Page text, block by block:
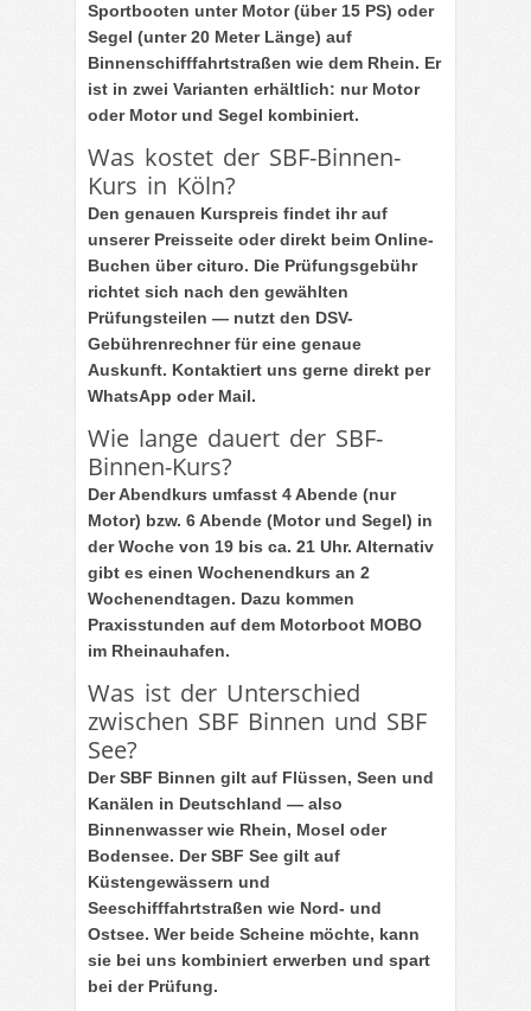
Sportbooten unter Motor (über 15 PS) oder
Segel (unter 20 Meter Länge) auf
Binnenschifffahrtstraßen wie dem Rhein. Er
ist in zwei Varianten erhältlich: nur Motor
oder Motor und Segel kombiniert.
Was kostet der SBF-Binnen-
Kurs in Köln?
Den genauen Kurspreis findet ihr auf
unserer Preisseite oder direkt beim Online-
Buchen über cituro. Die Prüfungsgebühr
richtet sich nach den gewählten
Prüfungsteilen — nutzt den DSV-
Gebührenrechner für eine genaue
Auskunft. Kontaktiert uns gerne direkt per
WhatsApp oder Mail.
Wie lange dauert der SBF-
Binnen-Kurs?
Der Abendkurs umfasst 4 Abende (nur
Motor) bzw. 6 Abende (Motor und Segel) in
der Woche von 19 bis ca. 21 Uhr. Alternativ
gibt es einen Wochenendkurs an 2
Wochenendtagen. Dazu kommen
Praxisstunden auf dem Motorboot MOBO
im Rheinauhafen.
Was ist der Unterschied
zwischen SBF Binnen und SBF
See?
Der SBF Binnen gilt auf Flüssen, Seen und
Kanälen in Deutschland — also
Binnenwasser wie Rhein, Mosel oder
Bodensee. Der SBF See gilt auf
Küstengewässern und
Seeschifffahrtstraßen wie Nord- und
Ostsee. Wer beide Scheine möchte, kann
sie bei uns kombiniert erwerben und spart
bei der Prüfung.